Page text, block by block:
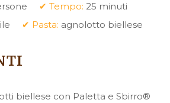
✔ Tempo: 25 minuti
✔ Pasta: agnolotto biellese
biellese con Paletta e Sbirro®